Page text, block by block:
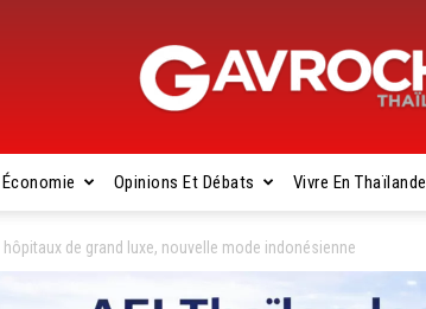
Gavroche
Économie Opinions Et Débats Vivre En Thaïlande
hôpitaux de grand luxe, nouvelle mode indonésienne